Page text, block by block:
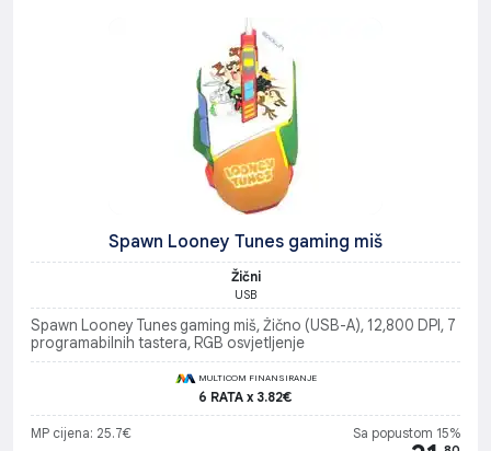
Spawn Looney Tunes gaming miš
Žični
USB
Spawn Looney Tunes gaming miš, Žično (USB-A), 12,800 DPI, 7
programabilnih tastera, RGB osvjetljenje
MULTICOM FINANSIRANJE
6 RATA x 3.82€
MP cijena: 25.7€ Sa popustom 15%